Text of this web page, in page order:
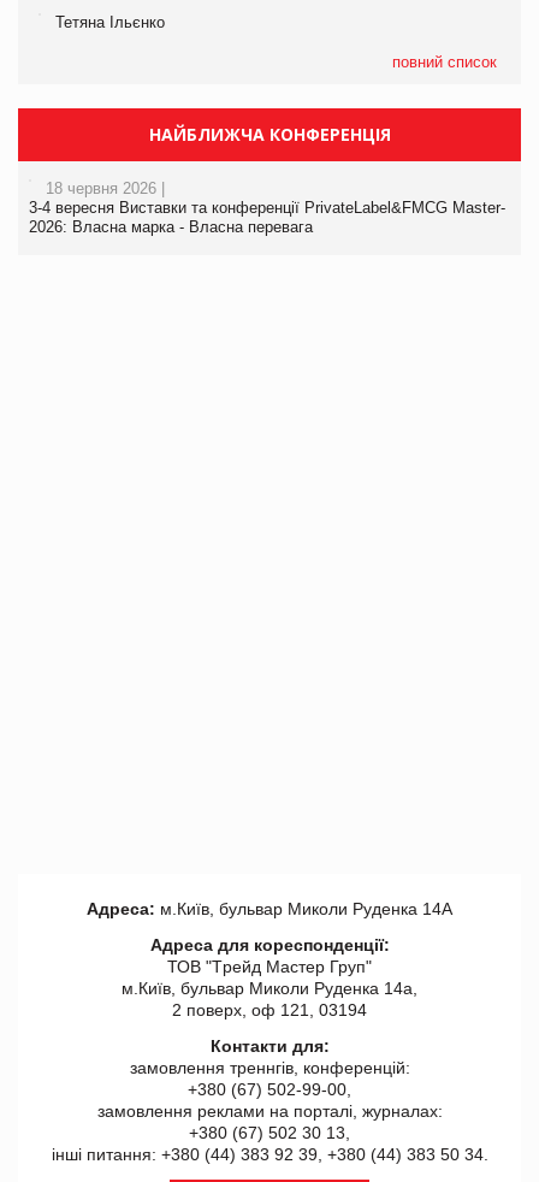
Тетяна Ільєнко
повний список
НАЙБЛИЖЧА КОНФЕРЕНЦІЯ
18 червня 2026 |
3-4 вересня Виставки та конференції PrivateLabel&FMCG Master-
2026: Власна марка - Власна перевага
Адреса: м.Київ, бульвар Миколи Руденка 14А
Адреса для кореспонденції:
ТОВ "Tрейд Мастер Груп"
м.Київ, бульвар Миколи Руденка 14а,
2 поверх, оф 121, 03194
Контакти для:
замовлення треннгів, конференцій:
+380 (67) 502-99-00,
замовлення реклами на порталі, журналах:
+380 (67) 502 30 13,
інші питання: +380 (44) 383 92 39, +380 (44) 383 50 34.